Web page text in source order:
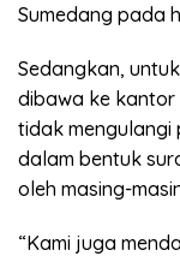
Sumedang pada
Sedangkan,
dibawa ke kantor
tidak mengulangi
dalam bentuk
oleh masing-
“Kami juga